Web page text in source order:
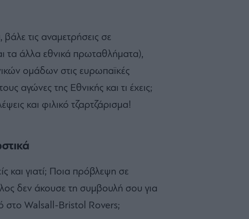
τις αναμετρήσεις σε
τα άλλα εθνικά πρωταθλήματα),
ομάδων στις ευρωπαϊκές
αγώνες της Εθνικής και τι έχεις;
και φιλικό τζαρτζάρισμα!
και γιατί; Ποια πρόβλεψη σε
δεν άκουσε τη συμβουλή σου για
στο Walsall-Bristol Rovers;